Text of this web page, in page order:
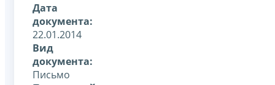
Дата
документа:
22.01.2014
Вид
документа:
Письмо